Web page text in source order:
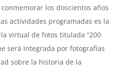
los doscientos años
actividades programadas es la
virtual de fotos titulada “200
será integrada por fotografías
sobre la historia de la